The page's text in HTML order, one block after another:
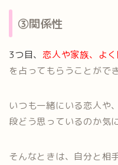
③関係性
3つ目、恋人や家族、よ
を占ってもらうことがで
いつも一緒にいる恋人や
段どう思っているのか気
そんなときは、自分と相